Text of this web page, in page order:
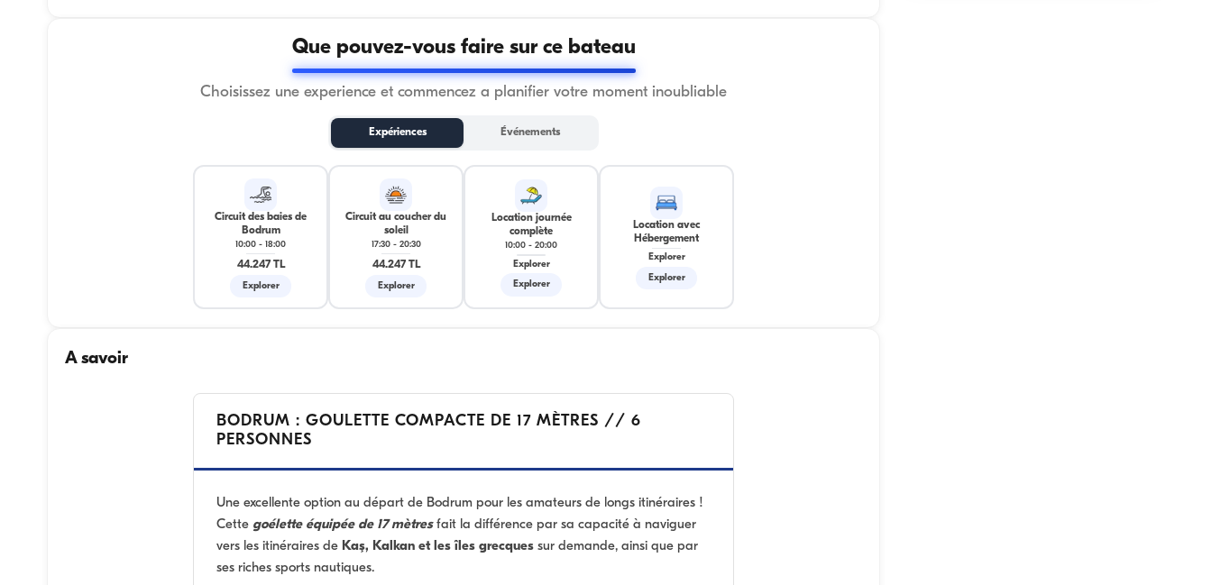
Que pouvez-vous faire sur ce bateau
Choisissez une experience et commencez a planifier votre moment inoubliable
Expériences Événements
Circuit des baies de
Bodrum
10:00 - 18:00
44.247 TL
Explorer
Circuit au coucher du
soleil
17:30- 20:30
44.247 TL
Explorer
Location journée
complète
10:00 - 20:00
Explorer
Explorer
Location avec
Hébergement
Explorer
Explorer
A savoir
BODRUM : GOULETTE COMPACTE DE 17 MÈTRES // 6
PERSONNES
Une excellente option au départ de Bodrum pour les amateurs de longs itinéraires !
Cette goélette équipée de 17 mètresfait la différence par sa capacité à naviguer
vers les itinéraires de Kaş, Kalkan et les îles grecques sur demande, ainsi que par
ses riches sports nautiques.